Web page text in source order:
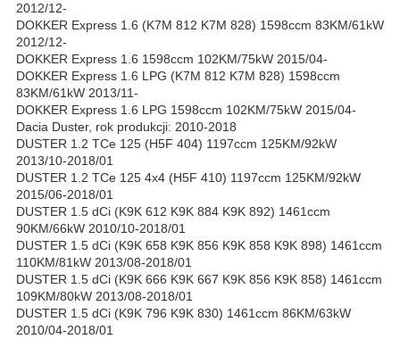
2012/12-
DOKKER Express 1.6 (K7M 812 K7M 828) 1598ccm 83KM/61kW
2012/12-
DOKKER Express 1.6 1598ccm 102KM/75kW 2015/04-
DOKKER Express 1.6 LPG (K7M 812 K7M 828) 1598ccm
83KM/61kW 2013/11-
DOKKER Express 1.6 LPG 1598ccm 102KM/75kW 2015/04-
Dacia Duster, rok produkcji: 2010-2018
DUSTER 1.2 TCe 125 (H5F 404) 1197ccm 125KM/92kW
2013/10-2018/01
DUSTER 1.2 TCe 125 4x4 (H5F 410) 1197ccm 125KM/92kW
2015/06-2018/01
DUSTER 1.5 dCi (K9K 612 K9K 884 K9K 892) 1461ccm
90KM/66kW 2010/10-2018/01
DUSTER 1.5 dCi (K9K 658 K9K 856 K9K 858 K9K 898) 1461ccm
110KM/81kW 2013/08-2018/01
DUSTER 1.5 dCi (K9K 666 K9K 667 K9K 856 K9K 858) 1461ccm
109KM/80kW 2013/08-2018/01
DUSTER 1.5 dCi (K9K 796 K9K 830) 1461ccm 86KM/63kW
2010/04-2018/01